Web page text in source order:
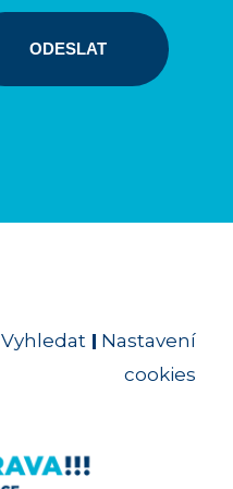
ODESLAT
Vyhledat
Nastavení
cookies